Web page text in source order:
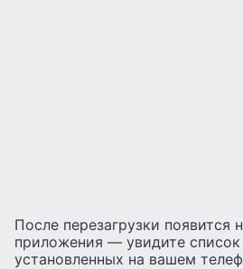
После перезагрузки появится
приложения — увидите список
установленных на вашем